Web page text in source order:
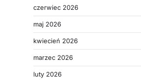
czerwiec 2026
maj 2026
kwiecień 2026
marzec 2026
luty 2026